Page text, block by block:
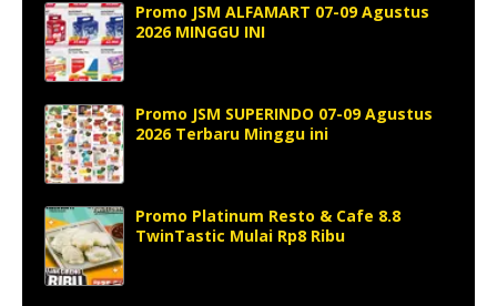
Promo JSM ALFAMART 07-09 Agustus
2026 MINGGU INI
Promo JSM SUPERINDO 07-09 Agustus
2026 Terbaru Minggu ini
Promo Platinum Resto & Cafe 8.8
TwinTastic Mulai Rp8 Ribu